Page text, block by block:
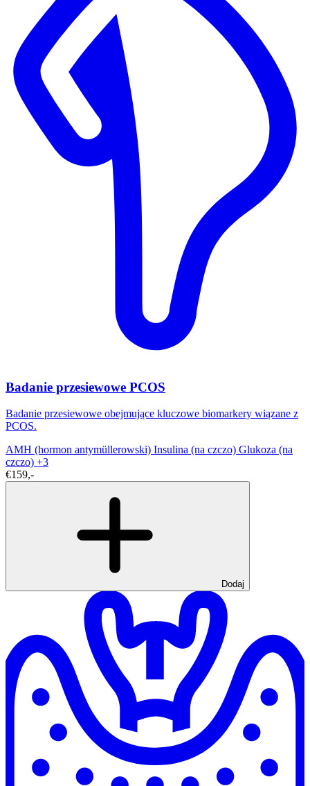
Badanie przesiewowe PCOS
Badanie przesiewowe obejmujące kluczowe biomarkery wiązane z
PCOS.
AMH (hormon antymüllerowski) Insulina (na czczo) Glukoza (na
czczo) +3
€159,-
Dodaj